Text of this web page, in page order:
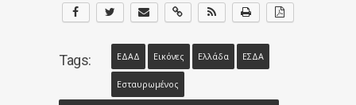
Tags: ΕΔΑΔ Εικόνες Ελλάδα ΕΣΔΑ
Εσταυρωμένος